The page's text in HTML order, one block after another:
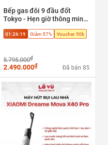
Bếp gas đôi 9 đầu đốt
Tokyo - Hẹn giờ thông minh,
01:26:18 Giảm 57% Voucher 50k
5.795.000₫
2.490.000₫ Đã bán 85